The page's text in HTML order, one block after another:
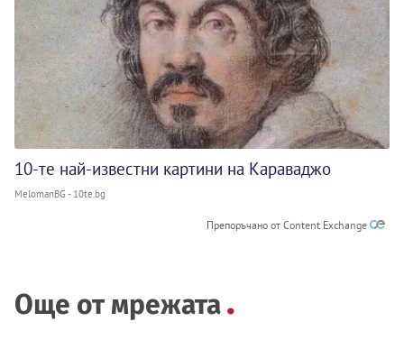
10-те най-известни картини на Караваджо
MelomanBG - 10te.bg
Препоръчано от Content Exchange
Още от мрежата